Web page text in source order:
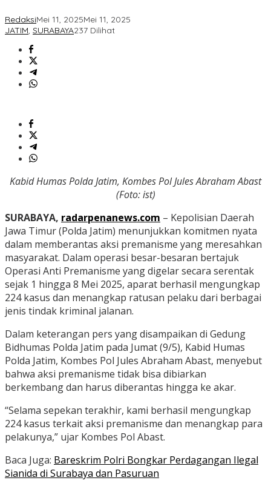
RedaksiMei 11, 2025Mei 11, 2025
JATIM, SURABAYA237 Dilihat
Kabid Humas Polda Jatim, Kombes Pol Jules Abraham Abast
(Foto: ist)
SURABAYA, radarpenanews.com – Kepolisian Daerah
Jawa Timur (Polda Jatim) menunjukkan komitmen nyata
dalam memberantas aksi premanisme yang meresahkan
masyarakat. Dalam operasi besar-besaran bertajuk
Operasi Anti Premanisme yang digelar secara serentak
sejak 1 hingga 8 Mei 2025, aparat berhasil mengungkap
224 kasus dan menangkap ratusan pelaku dari berbagai
jenis tindak kriminal jalanan.
Dalam keterangan pers yang disampaikan di Gedung
Bidhumas Polda Jatim pada Jumat (9/5), Kabid Humas
Polda Jatim, Kombes Pol Jules Abraham Abast, menyebut
bahwa aksi premanisme tidak bisa dibiarkan
berkembang dan harus diberantas hingga ke akar.
“Selama sepekan terakhir, kami berhasil mengungkap
224 kasus terkait aksi premanisme dan menangkap para
pelakunya,” ujar Kombes Pol Abast.
Baca Juga: Bareskrim Polri Bongkar Perdagangan Ilegal
Sianida di Surabaya dan Pasuruan